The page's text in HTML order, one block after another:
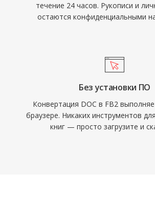
течение 24 часов. Рукописи и
остаются конфиденциальными
Без установки ПО
Конвертация DOC в FB2
браузере. Никаких инструментов
книг — просто загрузите и